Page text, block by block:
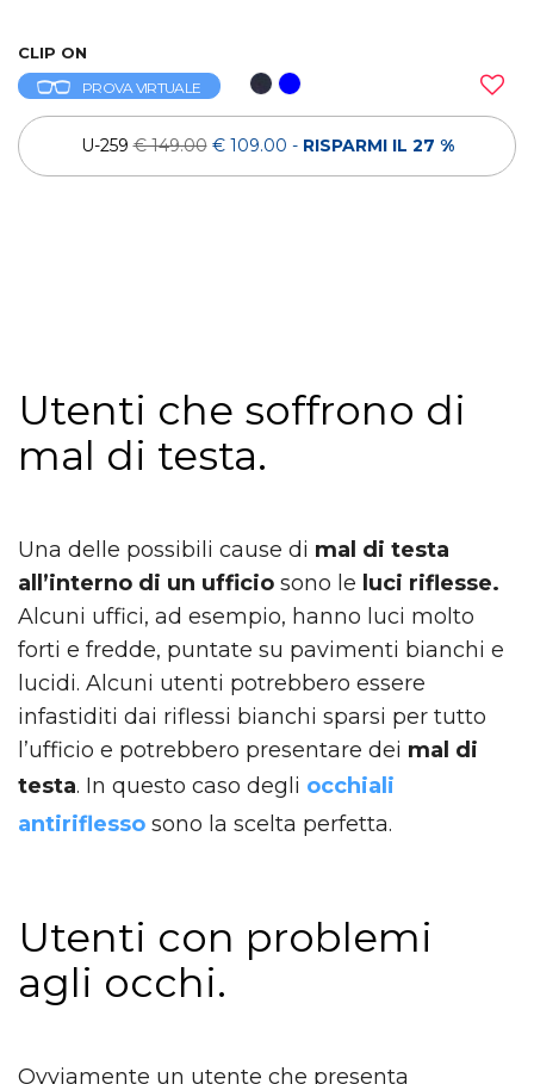
CLIP ON
PROVA VIRTUALE
U-259€ 149.00 € 109.00 - RISPARMI IL 27 %
Utenti che soffrono di
mal di testa.
Una delle possibili cause di mal di testa
all’interno di un ufficio sono le luci riflesse.
Alcuni uffici, ad esempio, hanno luci molto
forti e fredde, puntate su pavimenti bianchi e
lucidi. Alcuni utenti potrebbero essere
infastiditi dai riflessi bianchi sparsi per tutto
l’ufficio e potrebbero presentare dei mal di
testa. In questo caso degli occhiali
antiriflesso sono la scelta perfetta.
Utenti con problemi
agli occhi.
Ovviamente un utente che presenta